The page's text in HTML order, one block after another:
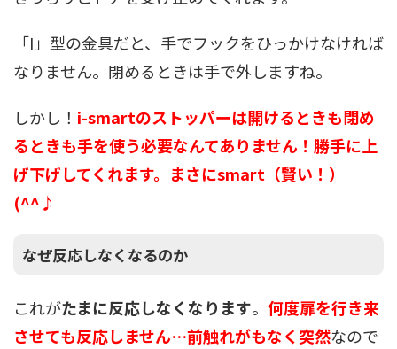
「I」型の金具だと、手でフックをひっかけなければ
なりません。閉めるときは手で外しますね。
しかし！ i-smartのストッパーは開けるときも閉め
るときも手を使う必要なんてありません ！勝手に上
げ下げしてくれます。まさにsmart（賢い！）
(^^♪
なぜ反応しなくなるのか
これがたまに反応しなくなります。 何度扉を行き来
させても反応しません…前触れがもなく突然なので